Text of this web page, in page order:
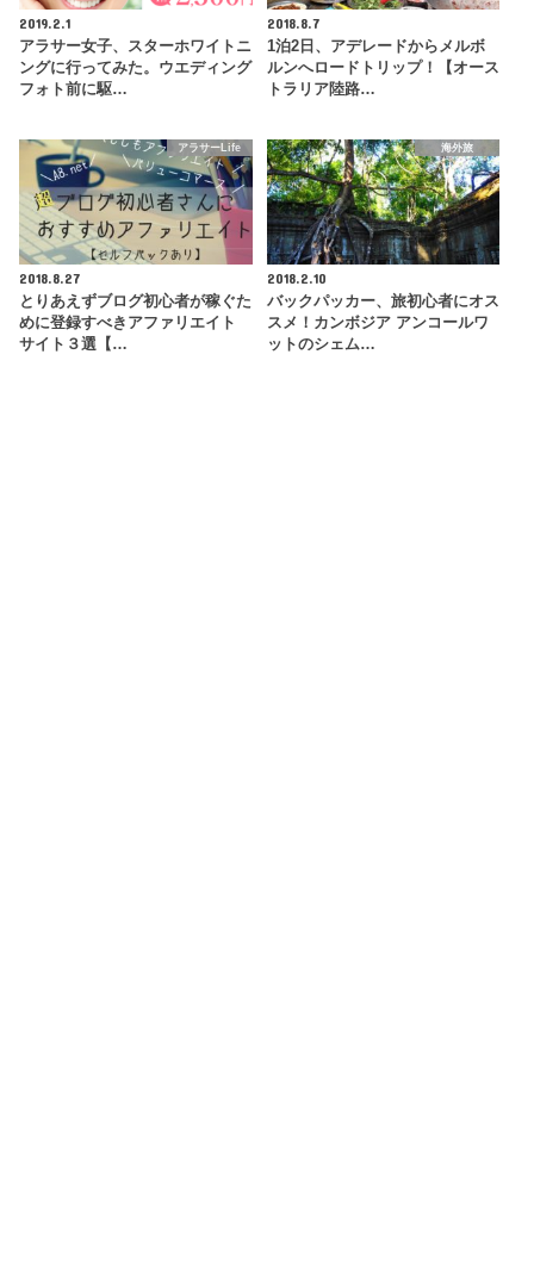
2019.2.1
アラサー女子、スターホワイトニ
ングに行ってみた。ウエディング
フォト前に駆…
2018.8.7
1泊2日、アデレードからメルボ
ルンへロードトリップ！【オース
トラリア陸路…
アラサーLife
2018.8.27
とりあえずブログ初心者が稼ぐた
めに登録すべきアファリエイト
サイト３選【…
海外旅
2018.2.10
バックパッカー、旅初心者にオス
スメ！カンボジア アンコールワ
ットのシェム…